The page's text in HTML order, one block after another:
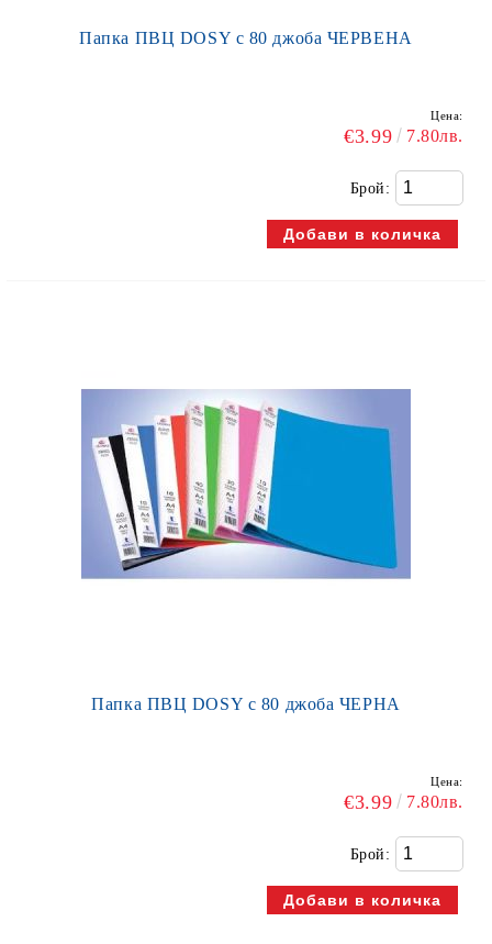
Папка ПВЦ DOSY с 80 джоба ЧЕРВЕНА
Цена:
€3.99 7.80лв.
Брой:
Папка ПВЦ DOSY с 80 джоба ЧЕРНА
Цена:
€3.99 7.80лв.
Брой: